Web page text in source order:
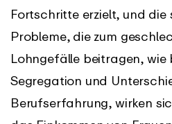
Fortschritte erzielt, und die
Probleme, die zum
Lohngefälle beitragen, wie
Segregation und
Berufserfahrung, wirken